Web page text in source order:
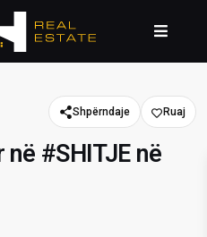
Shpërndaje
#SHITJE në